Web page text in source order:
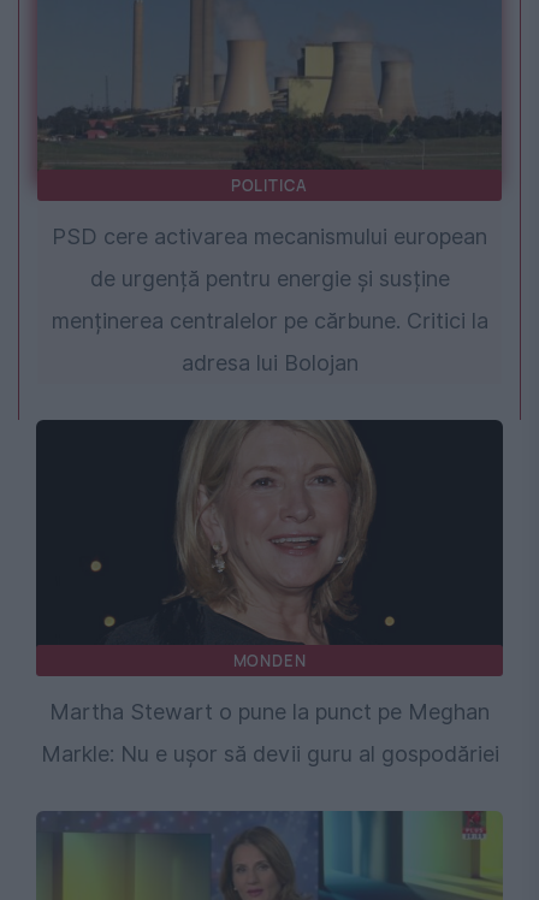
POLITICA
PSD cere activarea mecanismului european
de urgență pentru energie și susține
menținerea centralelor pe cărbune. Critici la
adresa lui Bolojan
MONDEN
Martha Stewart o pune la punct pe Meghan
Markle: Nu e ușor să devii guru al gospodăriei